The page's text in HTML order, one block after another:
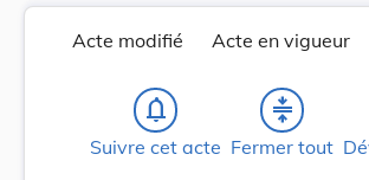
Acte modifié Acte en vigueur
notifications_none
Suivre cet acte
compress
Fermer tout